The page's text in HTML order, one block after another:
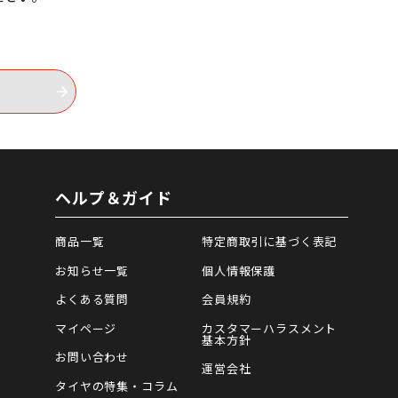
ヘルプ＆ガイド
商品一覧
お知らせ一覧
よくある質問
マイページ
お問い合わせ
タイヤの特集・コラム
特定商取引に基づく表記
個人情報保護
会員規約
カスタマーハラスメント
基本方針
運営会社